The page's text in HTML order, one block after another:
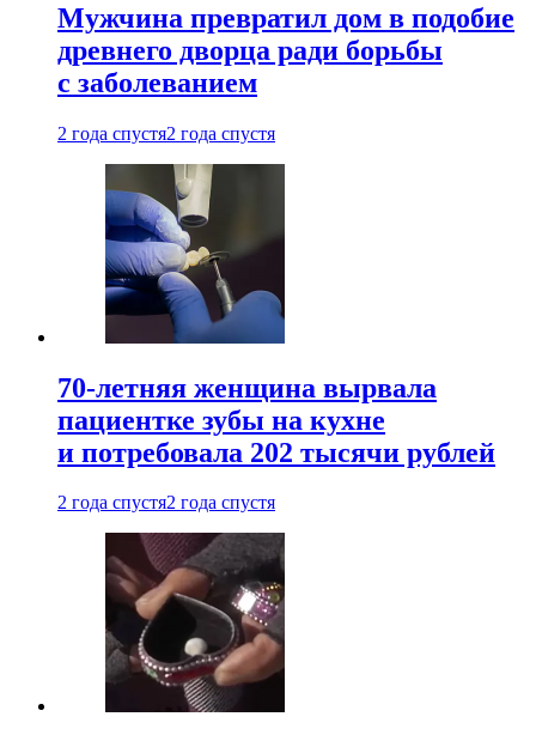
Мужчина превратил дом в подобие
древнего дворца ради борьбы
с заболеванием
2 года спустя2 года спустя
70-летняя женщина вырвала
пациентке зубы на кухне
и потребовала 202 тысячи рублей
2 года спустя2 года спустя